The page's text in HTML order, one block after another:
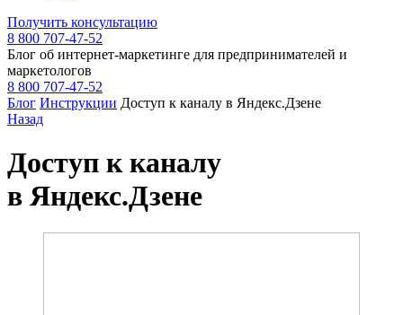
Получить консультацию
8 800 707-47-52
Блог об интернет-маркетинге для предпринимателей и
маркетологов
8 800 707-47-52
Блог Инструкции Доступ к каналу в Яндекс.Дзене
Назад
Доступ к каналу
в Яндекс.Дзене